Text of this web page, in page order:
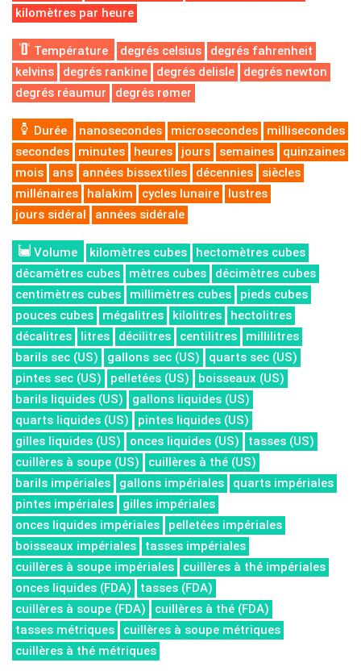
kilomètres par heure
Température degrés celsius
degrés fahrenheit
kelvins
degrés rankine degrés delisle
degrés newton
degrés réaumur
degrés rømer
Durée nanosecondes microsecondes
millisecondes
secondes
minutes heures jours semaines
quinzaines
mois
ans années bissextiles décennies
siècles
millénaires
halakim cycles lunaire
lustres
jours sidéral
années sidérale
Volume kilomètres cubes
hectomètres cubes
décamètres cubes
mètres cubes
décimètres cubes
centimètres cubes
millimètres cubes
pieds cubes
pouces cubes
mégalitres kilolitres
hectolitres
décalitres
litres décilitres centilitres
millilitres
barils sec (US)
gallons sec (US)
quarts sec (US)
pintes sec (US)
pelletées (US)
boisseaux (US)
barils liquides (US)
gallons liquides (US)
quarts liquides (US)
pintes liquides (US)
gilles liquides (US)
onces liquides (US)
tasses (US)
cuillères à soupe (US)
cuillères à thé (US)
barils impériales
gallons impériales
quarts impériales
pintes impériales
gilles impériales
onces liquides impériales
pelletées impériales
boisseaux impériales
tasses impériales
cuillères à soupe impériales
cuillères à thé impériales
onces liquides (FDA)
tasses (FDA)
cuillères à soupe (FDA)
cuillères à thé (FDA)
tasses métriques
cuillères à soupe métriques
cuillères à thé métriques